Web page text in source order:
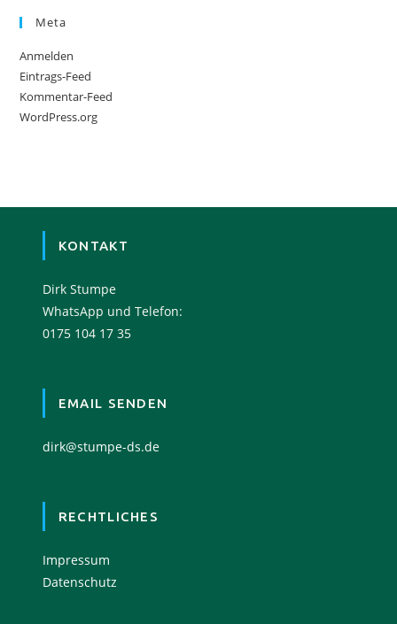
Meta
Anmelden
Eintrags-Feed
Kommentar-Feed
WordPress.org
KONTAKT
Dirk Stumpe
WhatsApp und Telefon:
0175 104 17 35
EMAIL SENDEN
dirk@stumpe-ds.de
RECHTLICHES
Impressum
Datenschutz